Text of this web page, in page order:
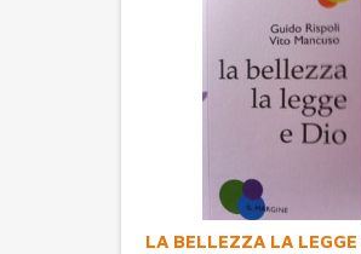
LA BELLEZZA LA LEGGE